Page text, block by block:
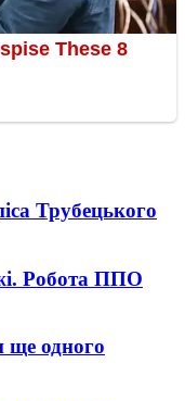
Трубецького
Робота ППО
ще одного